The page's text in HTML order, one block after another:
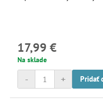
17,99 €
Na sklade
+
- Pridať